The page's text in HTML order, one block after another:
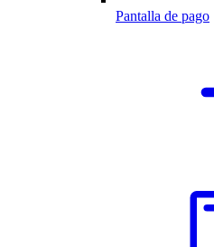
Pantalla de pago